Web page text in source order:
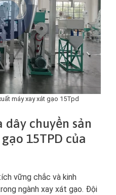
máy xay xát gạo 15Tpd
dây chuyền sản
15TPD của
vững chắc và kinh
ngành xay xát gạo. Đội